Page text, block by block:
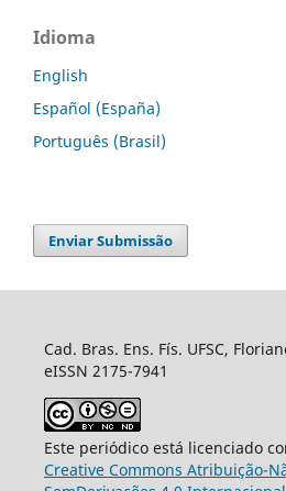
Idioma
English
Español (España)
Português (Brasil)
Enviar Submissão
Cad. Bras. Ens. Fís. UFSC,
eISSN 2175-7941
Este periódico está licenciado
Creative Commons Atribuição-